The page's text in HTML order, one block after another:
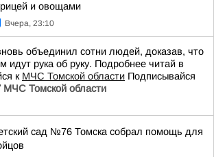
и овощами
Вчера, 23:10
объединил сотни людей, доказав, что
идут рука об руку. Подробнее читай в
к МЧС Томской области Подписывайся
МЧС Томской области
сад №76 Томска собрал помощь для